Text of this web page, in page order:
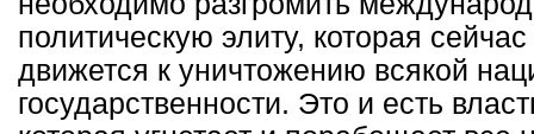
политическую элиту, которая
движется к уничтожению всякой
государственности. Это и есть